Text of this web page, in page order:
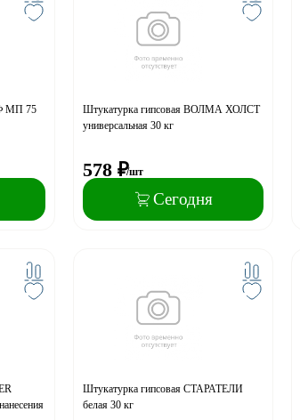
МП 75
Штукатурка гипсовая ВОЛМА ХОЛСТ
универсальная 30 кг
578 ₽/шт
Сегодня
Штукатурка гипсовая СТАРАТЕЛИ
белая 30 кг